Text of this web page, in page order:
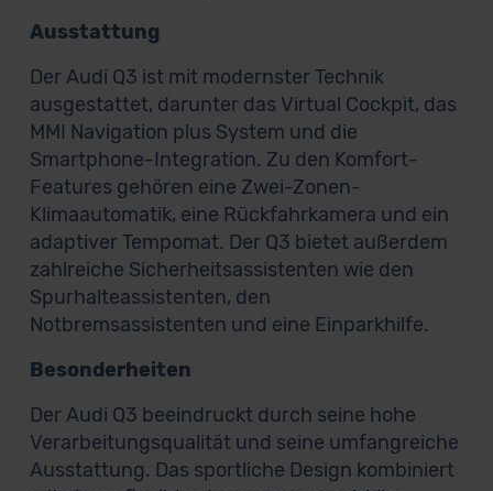
Ausstattung
Der Audi Q3 ist mit modernster Technik
ausgestattet, darunter das Virtual Cockpit, das
MMI Navigation plus System und die
Smartphone-Integration. Zu den Komfort-
Features gehören eine Zwei-Zonen-
Klimaautomatik, eine Rückfahrkamera und ein
adaptiver Tempomat. Der Q3 bietet außerdem
zahlreiche Sicherheitsassistenten wie den
Spurhalteassistenten, den
Notbremsassistenten und eine Einparkhilfe.
Besonderheiten
Der Audi Q3 beeindruckt durch seine hohe
Verarbeitungsqualität und seine umfangreiche
Ausstattung. Das sportliche Design kombiniert